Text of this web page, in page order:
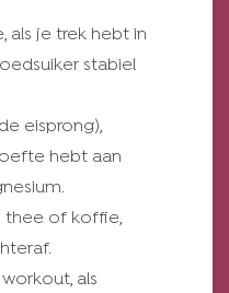
als je trek hebt in
stabiel
eisprong),
hebt aan
thee of koffie,
als